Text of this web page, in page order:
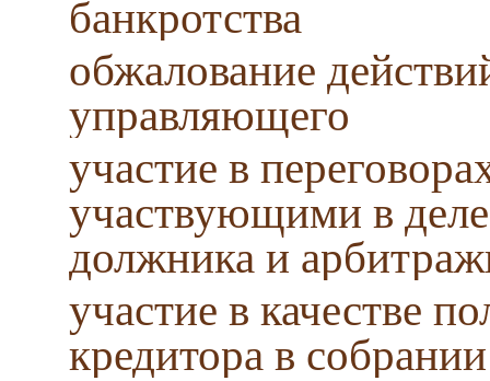
банкротства
обжалование
управляющего
участие в
участвующими в
должника и
участие в качестве
кредитора в